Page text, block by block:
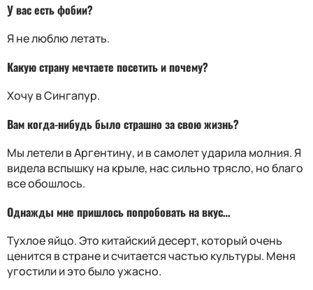
У вас есть фобии?
Я не люблю летать.
Какую страну мечтаете посетить и почему?
Хочу в Сингапур.
Вам когда-нибудь было страшно за свою жизнь?
Мы летели в Аргентину, и в самолет ударила молния. Я
видела вспышку на крыле, нас сильно трясло, но благо
все обошлось.
Однажды мне пришлось попробовать на вкус…
Тухлое яйцо. Это китайский десерт, который очень
ценится в стране и считается частью культуры. Меня
угостили и это было ужасно.